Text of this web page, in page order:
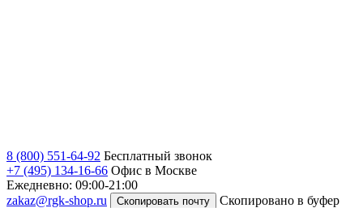
8 (800) 551-64-92 Бесплатный звонок
+7 (495) 134-16-66 Офис в Москве
Ежедневно: 09:00-21:00
zakaz@rgk-shop.ru
Скопировать почту
Скопировано в буфер